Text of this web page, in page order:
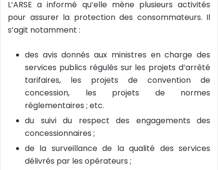
L’ARSE a informé qu’elle mène plusieurs activités
pour assurer la protection des consommateurs. Il
s’agit notamment :
des avis donnés aux ministres en charge des
services publics régulés sur les projets d’arrêté
tarifaires, les projets de convention de
concession, les projets de normes
réglementaires ; etc.
du suivi du respect des engagements des
concessionnaires ;
de la surveillance de la qualité des services
délivrés par les opérateurs ;